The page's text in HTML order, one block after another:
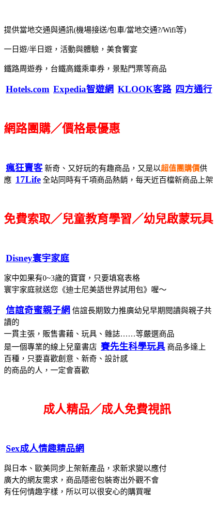
提供當地交通與通訊(機場接送/包車/當地交通?/Wifi等)
一日遊/半日遊，活動與體驗，美食饗宴
鐵路周遊券，台鐵高鐵乘車券，景點門票等商品
Hotels.com Expedia智遊網 KLOOK客路 四方通行
網路團購／價格最優惠
瘋狂賣客 新奇、又好玩的有趣商品，又是以超值團購價供
應 17Life 全站同時有千項商品熱銷，每天近百檔新商品上架
免費索取／兒童教育學習／幼兒啟蒙玩具
Disney寰宇家庭
家中如果有0~3歲的寶寶，只要填寫表格
寰宇家庭就送您《迪士尼美語世界試用包》喔～
信誼奇蜜親子網 信誼長期致力推廣幼兒早期閱讀與親子共
讀的
一貫主張，販售書藉、玩具、雜誌……等嚴選商品
是一個專業的線上兒童書店 賽先生科學玩具 商品多達上
百種，只要喜歡創意、新奇、設計感
的商品的人，一定會喜歡
成人精品／成人免費視訊
Sex成人情趣精品網
與日本、歐美同步上架新產品，求新求變以應付
廣大的網友需求， 商品隱密包裝寄出外觀不會
有任何情趣字樣，所以可以很安心的購買喔